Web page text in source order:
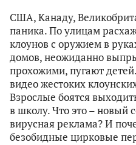
США, Канаду,
паника. По улицам
клоунов с оружием в
домов, неожиданно
прохожими, пугают
видео жестоких
Взрослые боятся
в школу. Что это –
вирусная реклама? И
безобидные цирковые